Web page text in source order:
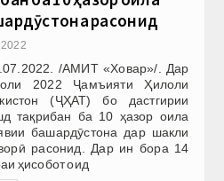
расонид
/АМИТ «Ховар»/. Дар
2022 Ҷамъияти Ҳилоли
(ҶҲАТ) бо дастгирии
тақрибан ба 10 ҳазор оила
башардӯстона дар шакли
расонид. Дар ин бора 14
ҳисобот оид